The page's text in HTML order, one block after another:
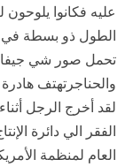
عليه فكانوا
الطول ذو بسطة في
تحمل صور شي
والحناجرتهتف
لقد أخرج الرجل
الفقر الي دائرة
العام لمنظمة